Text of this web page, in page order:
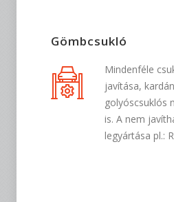
Gömbcsukló
Mindenféle
javítása,
golyóscsuklós
is. A nem
legyártása pl.: